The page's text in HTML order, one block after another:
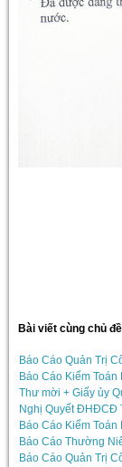
Bài viết cùng chủ đề
Báo Cáo Quản Trị
Báo Cáo Kiểm
Thư mời + Giấy ủy
Nghị Quyết ĐHĐCĐ
Báo Cáo Kiểm
Báo Cáo Thường
Báo Cáo Quản Trị